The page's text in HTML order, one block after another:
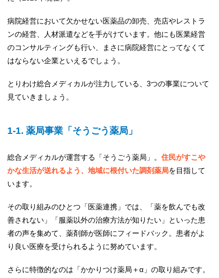
病院経営において欠かせない医薬品の卸売、売店やレストラ
ンの経営、人材派遣などを手がけています。他にも医業経営
のコンサルティングも行い、まさに病院経営にとってなくて
はならない企業といえるでしょう。
とりわけ総合メディカルが注力している、3つの事業について
見ていきましょう。
1-1. 薬局事業「そうごう薬局」
総合メディカルが運営する「そうごう薬局」。 住民がすこや
かな生活が送れるよう、地域に根付いた調剤薬局を目指して
います。
その取り組みのひとつ「医薬連携」では、「薬を飲んでも改
善されない」「服薬以外の治療方法が知りたい」といった患
者の声を集めて、薬剤師が医師にフィードバック。患者がよ
り良い医療を受けられるように努めています。
さらに特徴的なのは「かかりつけ薬局＋α」の取り組みです。